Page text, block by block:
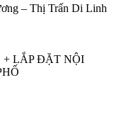
– Thị Trấn Di Linh
+ LẮP ĐẶT NỘI